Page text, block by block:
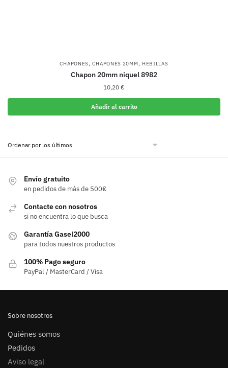
CHAPONES,CHAPONES 20MM, HEBILLAS
Chapon 20mm niquel 8982
10,20 €
Añadir al carrito
Envío gratuito
en pedidos de más de 500€
Contacte con nosotros
si no encuentra lo que busca
Garantía Gasel2000
para todos nuestros productos
100% Pago seguro
PayPal / MasterCard / Visa
Sobre nosotros
Quiénes somos
Pedidos
Aviso legal